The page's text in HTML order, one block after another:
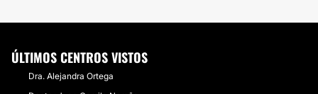
ÚLTIMOS CENTROS VISTOS
Dra. Alejandra Ortega